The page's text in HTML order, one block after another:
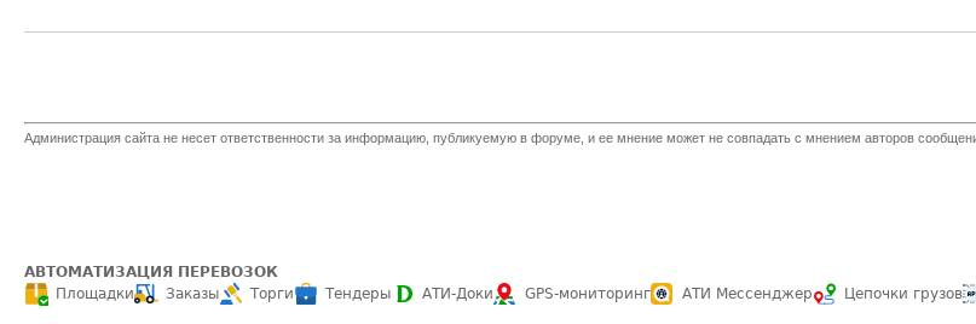
Администрация сайта не несет ответственности за информацию, публикуемую в форуме, и ее мнение может не совпадать с мнением авторов
АВТОМАТИЗАЦИЯ ПЕРЕВОЗОК
Площадки
Заказы Торги Тендеры АТИ-Доки GPS-мониторинг АТИ Мессенджер Цепочки грузов